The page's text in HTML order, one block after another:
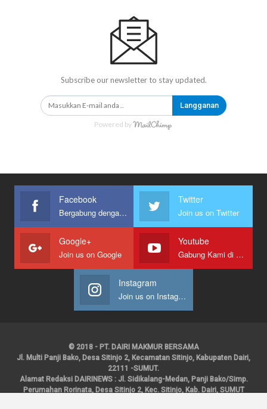
Subscribe our newsletter to stay updated.
Langganan
Powered by
Facebook
Bergabung dengan kami
Twitter
Join us on Twitter
Google+
Join us on Google
Youtube
Gabung Kami di Youtube
Instagram
Join us on Instagram
© 2018 - PT. DAIRI MAKMUR BERSAMA
Jl. Multi Panji Bako, Desa Sitinjo 2, Kecamatan Sitinjo, Kabupaten Dairi,
22111 -SUMUT.
Alamat Redaksi DAIRINEWS : Jl. Sidikalang-Medan, Panji Bako/Simp.
Perumahan Rorinata, Desa Sitinjo 2, Kec. Sitinjo, Kab. Dairi, SUMUT